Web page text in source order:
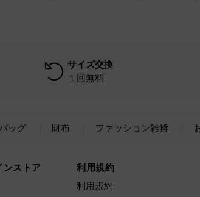
サイズ交換
１回無料
ッグ 財布 ファッション雑貨
ンストア
利用規約
利用規約